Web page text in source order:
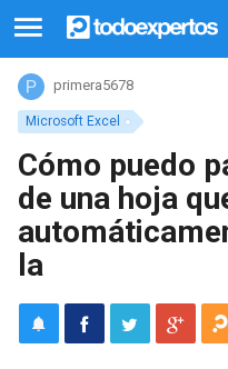
Microsoft Excel
primera5678
Cómo puedo
de una hoja
la